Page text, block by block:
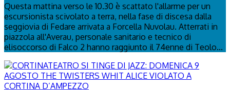
Questa mattina verso le 10.30 è scattato l'allarme per un
escursionista scivolato a terra, nella fase di discesa dalla
seggiovia di Fedare arrivata a Forcella Nuvolau. Atterrati in
piazzola all'Averau, personale sanitario e tecnico di
elisoccorso di Falco 2 hanno raggiunto il 74enne di Teolo...